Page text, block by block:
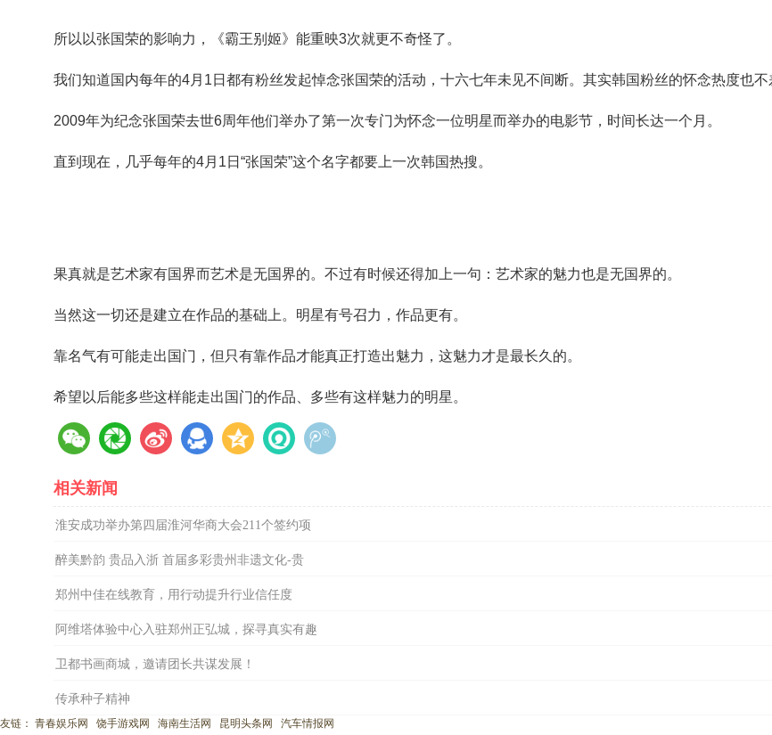
所以以张国荣的影响力，《霸王别姬》能重映3次就更不奇怪了。
我们知道国内每年的4月 1 日都有粉丝发起悼念张国荣的活动，十六七年未见不间断。其实韩国粉丝的怀念热度也不
2009年为纪念张国荣去世6周年他们举办了第一次专门为怀念一位明星而举办的电影节，时间长达一个月。
直到现在，几乎每年的4月 1 日“张国荣”这个名字都要上一次韩国热搜。
果真就是艺术家有国界而艺术是无国界的。不过有时候还得加上一句：艺术家的魅力也是无国界的。
当然这一切还是建立在作品的基础上。明星有号召力，作品更有。
靠名气有可能走出国门，但只有靠作品才能真正打造出魅力，这魅力才是最长久的。
希望以后能多些这样能走出国门的作品、多些有这样魅力的明星。
相关新闻
淮安成功举办第四届淮河华商大会211个签约项
醉美黔韵 贵品入浙 首届多彩贵州非遗文化-贵
郑州中佳在线教育，用行动提升行业信任度
阿维塔体验中心入驻郑州正弘城，探寻真实有趣
卫都书画商城，邀请团长共谋发展！
传承种子精神
友链： 青春娱乐网 饶手游戏网 海南生活网 昆明头条网 汽车情报网